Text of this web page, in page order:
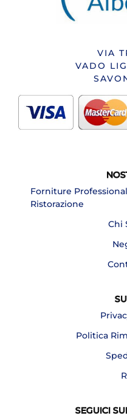
VIA
VADO
Forniture
Ristorazione
Chi
Politica
SEGUICI